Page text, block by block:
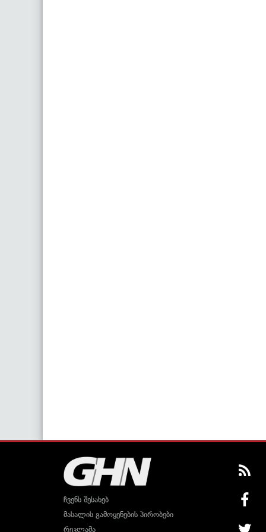
ჩვენს შესახებ
მასალის გამოყენების პირობები
რეკლამა